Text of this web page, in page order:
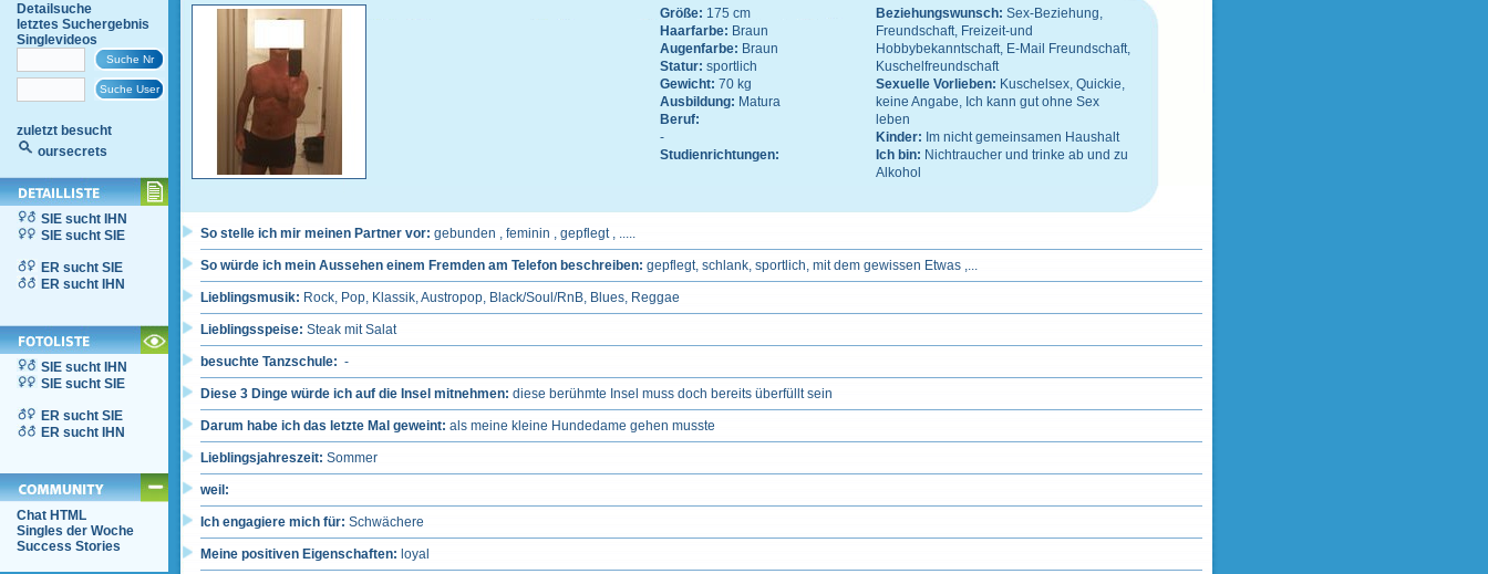
Detailsuche
letztes Suchergebnis
Singlevideos
zuletzt besucht
oursecrets
SIE sucht IHN
SIE sucht SIE
ER sucht SIE
ER sucht IHN
SIE sucht IHN
SIE sucht SIE
ER sucht SIE
ER sucht IHN
Chat HTML
Singles der Woche
Success Stories
Größe: 175 cm
Haarfarbe: Braun
Augenfarbe: Braun
Statur: sportlich
Gewicht: 70 kg
Ausbildung: Matura
Beruf:
-
Studienrichtungen:
Beziehungswunsch: Sex-Beziehung,
Freundschaft, Freizeit-und
Hobbybekanntschaft, E-Mail Freundschaft,
Kuschelfreundschaft
Sexuelle Vorlieben: Kuschelsex, Quickie,
keine Angabe, Ich kann gut ohne Sex
leben
Kinder: Im nicht gemeinsamen Haushalt
Ich bin: Nichtraucher und trinke ab und zu
Alkohol
So stelle ich mir meinen Partner vor: gebunden , feminin , gepflegt , .....
So würde ich mein Aussehen einem Fremden am Telefon beschreiben: gepflegt, schlank, sportlich, mit dem gewissen Etwas ,...
Lieblingsmusik: Rock, Pop, Klassik, Austropop, Black/Soul/RnB, Blues, Reggae
Lieblingsspeise: Steak mit Salat
besuchte Tanzschule: -
Diese 3 Dinge würde ich auf die Insel mitnehmen: diese berühmte Insel muss doch bereits überfüllt sein
Darum habe ich das letzte Mal geweint: als meine kleine Hundedame gehen musste
Lieblingsjahreszeit: Sommer
weil:
Ich engagiere mich für: Schwächere
Meine positiven Eigenschaften: loyal